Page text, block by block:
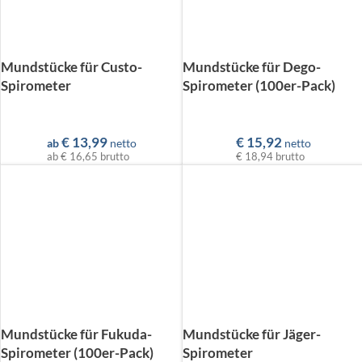
Mundstücke für Custo-
Spirometer
ab €13,99 netto
ab€ 16,65 brutto
Mundstücke für Dego-
Spirometer (100er-Pack)
€15,92 netto
€ 18,94 brutto
Mundstücke für Fukuda-
Spirometer (100er-Pack)
Mundstücke für Jäger-
Spirometer